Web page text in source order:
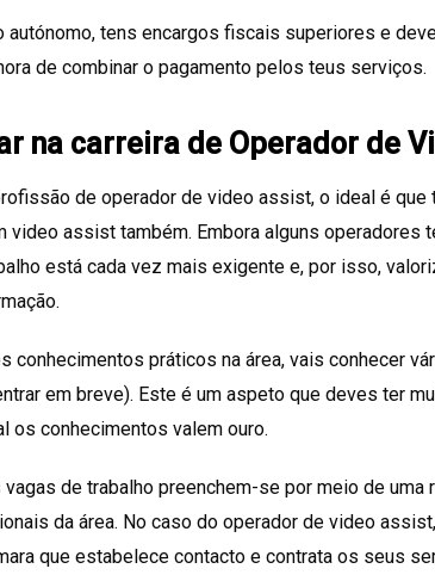
autónomo, tens encargos fiscais superiores e
de combinar o pagamento pelos teus serviços.
na carreira de Operador de
de operador de video assist, o ideal é que
video assist também. Embora alguns operadores
está cada vez mais exigente e, por isso,
conhecimentos práticos na área, vais conhecer
em breve). Este é um aspeto que deves ter
os conhecimentos valem ouro.
de trabalho preenchem-se por meio de uma
da área. No caso do operador de video
que estabelece contacto e contrata os seus